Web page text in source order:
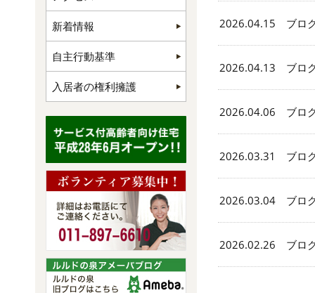
2026.04.15 ブロ
2026.04.13 ブロ
2026.04.06 ブロ
2026.03.31 ブロ
2026.03.04 ブロ
2026.02.26 ブロ
新着情報
自主行動基準
入居者の権利擁護